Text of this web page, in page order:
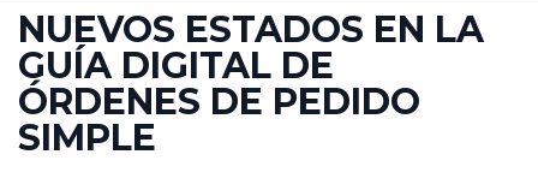
NUEVOS ESTADOS EN LA
GUÍA DIGITAL DE
ÓRDENES DE PEDIDO
SIMPLE